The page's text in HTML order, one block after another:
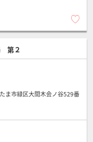
第２
ま市緑区大間木会ノ谷529番